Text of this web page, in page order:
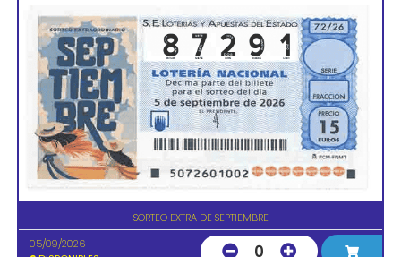
SORTEO EXTRA DE SEPTIEMBRE
05/09/2026
0